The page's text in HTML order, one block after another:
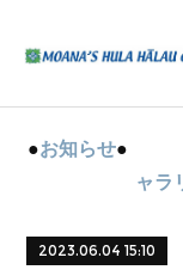
●お知らせ●
ャラ
2023.06.04 15:10